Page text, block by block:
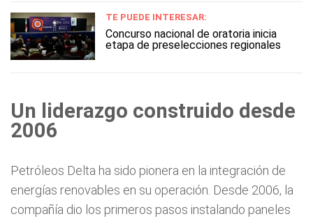
TE PUEDE INTERESAR:
Concurso nacional de oratoria inicia
etapa de preselecciones regionales
Un liderazgo construido desde
2006
Petróleos Delta ha sido pionera en la integración de
energías renovables en su operación. Desde 2006, la
compañía dio los primeros pasos instalando paneles